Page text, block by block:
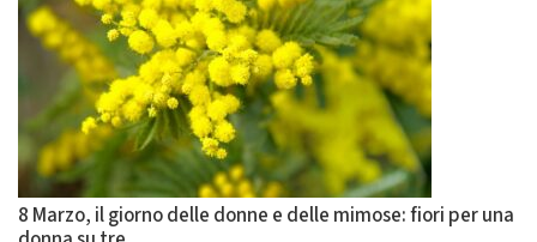
8 Marzo, il giorno delle donne e delle mimose: fiori per una